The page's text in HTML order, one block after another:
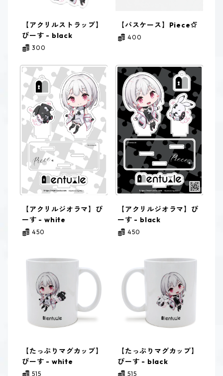
【アクリルストラップ】
ぴーす - black
300
【パスケース】Piece✩⃛
400
【アクリルジオラマ】ぴ
ーす - white
450
【アクリルジオラマ】ぴ
ーす - black
450
【たっぷりマグカップ】
ぴーす - white
515
【たっぷりマグカップ】
ぴーす - black
515